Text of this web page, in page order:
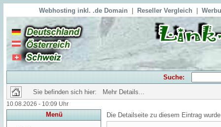
Webhosting inkl. .de Domain Reseller Vergleich
Suche:
Sie befinden sich hier: Mehr Details...
10.08.2026 - 10:09 Uhr
Menü Die Detailseite zu diesem Eintrag